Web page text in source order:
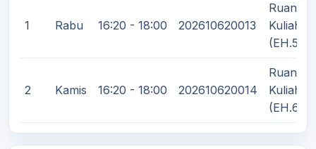
1 Rabu 16:20 - 18:00 202610620013
Ruang
Kuliah
(EH.5)
2 Kamis 16:20 - 18:00 202610620014
Ruang
Kuliah
(EH.6)